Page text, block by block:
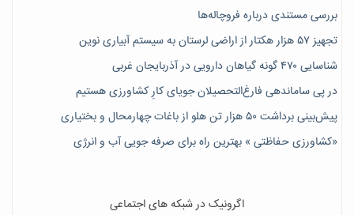
بررسی مستندی درباره فروچاله‌ها
تجهیز ۵۷ هزار هکتار از اراضی لرستان به سیستم آبیاری نوین
شناسایی ۴۷٠ گونه گیاهان دارویی در آذربایجان غربی
در پی ساماندهی فارغ‌التحصیلان جویای کارِ کشاورزی هستیم
پیش‎‌بینی برداشت ۵۰ هزار تن هلو از باغات چهارمحال و بختیاری
«کشاورزی حفاظتی » بهترین راه برای صرفه جویی آب و انرژی
اگرونیک در شبکه های اجتماعی